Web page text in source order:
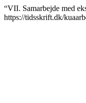
“VII. Samarbejde med
https://tidsskrift.dk/